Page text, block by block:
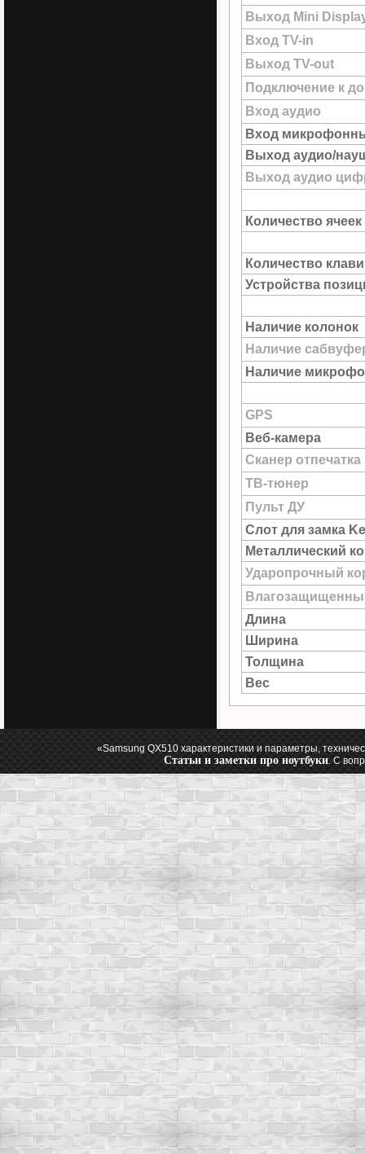
Выход Mini
Вход TV-in
Выход TV-out
Подключение к
Вход аудио
Вход
Выход аудио/
Выход аудио
Количество
Количество
Устройства
Наличие колонок
Наличие
Наличие
GPS
Веб-камера
Сканер
ТВ-тюнер
Пульт ДУ
Слот для замка
Металлический
Ударопрочный
Длина
Ширина
Толщина
Вес
«Samsung QX510 характеристики и параметры,
Статьи и заметки про ноутбуки. С